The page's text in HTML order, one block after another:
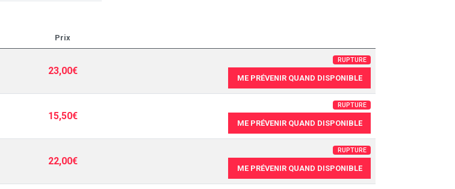
Prix
23,00€
RUPTURE
ME PRÉVENIR QUAND DISPONIBLE
15,50€
RUPTURE
ME PRÉVENIR QUAND DISPONIBLE
22,00€
RUPTURE
ME PRÉVENIR QUAND DISPONIBLE